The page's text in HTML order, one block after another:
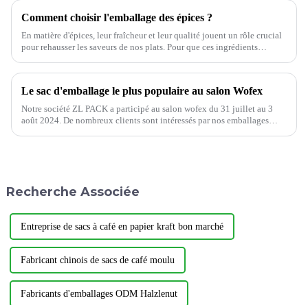
Comment choisir l'emballage des épices ?
En matière d'épices, leur fraîcheur et leur qualité jouent un rôle crucial
pour rehausser les saveurs de nos plats. Pour que ces ingrédients
Le sac d'emballage le plus populaire au salon Wofex
Notre société ZL PACK a participé au salon wofex du 31 juillet au 3
août 2024. De nombreux clients sont intéressés par nos emballages
Recherche Associée
Entreprise de sacs à café en papier kraft bon marché
Fabricant chinois de sacs de café moulu
Fabricants d'emballages ODM Halzlenut